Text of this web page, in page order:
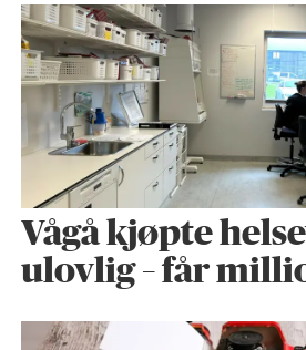
Vågå kjøpte
ulovlig – får